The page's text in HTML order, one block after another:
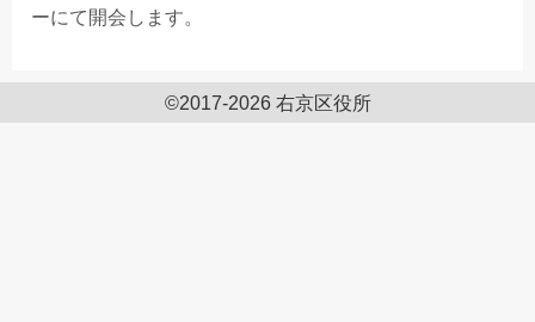
ーにて開会します。
©2017-2026 右京区役所